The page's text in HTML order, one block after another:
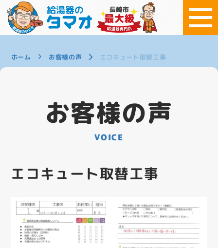
ホーム お客様の声 エコキュート取替工事
お客様の声
VOICE
エコキュート取替工事